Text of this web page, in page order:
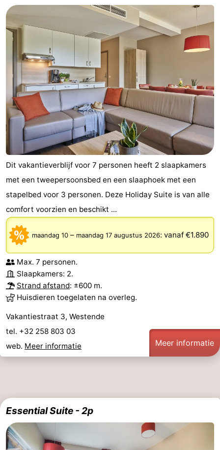
Dit vakantieverblijf voor 7 personen heeft 2 slaapkamers
met een tweepersoonsbed en een slaaphoek met een
stapelbed voor 3 personen. Deze Holiday Suite is van alle
comfort voorzien en beschikt ...
maandag 10 – maandag 17 augustus 2026: vanaf €1.890
Max. 7 personen.
Slaapkamers: 2.
Strand afstand: ±600 m.
Huisdieren toegelaten na overleg.
Vakantiestraat 3, Westende
tel. +32 258 803 03
web. Meer informatie Meer informatie
Essential Suite - 2p